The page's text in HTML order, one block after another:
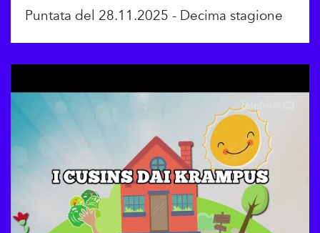
Puntata del 28.11.2025 - Decima stagione